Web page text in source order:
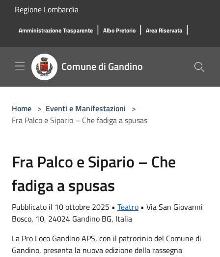
Salta al contenuto principale
Regione Lombardia
Amministrazione Trasparente | Albo Pretorio | Area Riservata |
Comune di Gandino
Home > Eventi e Manifestazioni >
Fra Palco e Sipario – Che fadiga a spusas
Fra Palco e Sipario – Che
fadiga a spusas
Pubblicato il 10 ottobre 2025 • Teatro • Via San Giovanni
Bosco, 10, 24024 Gandino BG, Italia
La Pro Loco Gandino APS, con il patrocinio del Comune di
Gandino, presenta la nuova edizione della rassegna